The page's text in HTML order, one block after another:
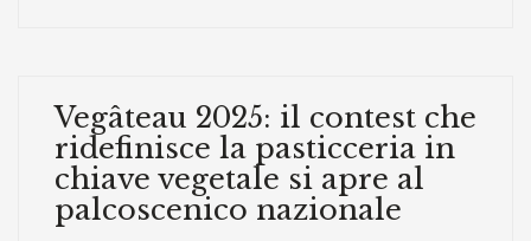
Vegâteau 2025: il contest che
ridefinisce la pasticceria in
chiave vegetale si apre al
palcoscenico nazionale